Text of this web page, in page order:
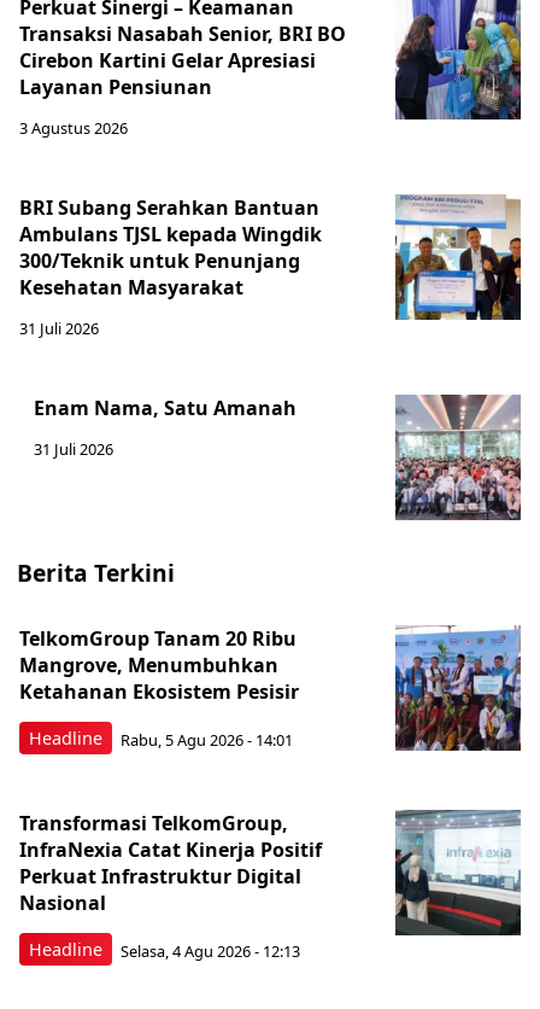
Perkuat Sinergi – Keamanan
Transaksi Nasabah Senior, BRI BO
Cirebon Kartini Gelar Apresiasi
Layanan Pensiunan
3 Agustus 2026
BRI Subang Serahkan Bantuan
Ambulans TJSL kepada Wingdik
300/Teknik untuk Penunjang
Kesehatan Masyarakat ​
31 Juli 2026
Enam Nama, Satu Amanah
31 Juli 2026
Berita Terkini
Headline
TelkomGroup Tanam 20 Ribu
Mangrove, Menumbuhkan
Ketahanan Ekosistem Pesisir
Rabu, 5 Agu 2026 - 14:01
Headline
Transformasi TelkomGroup,
InfraNexia Catat Kinerja Positif
Perkuat Infrastruktur Digital
Nasional
Selasa, 4 Agu 2026 - 12:13